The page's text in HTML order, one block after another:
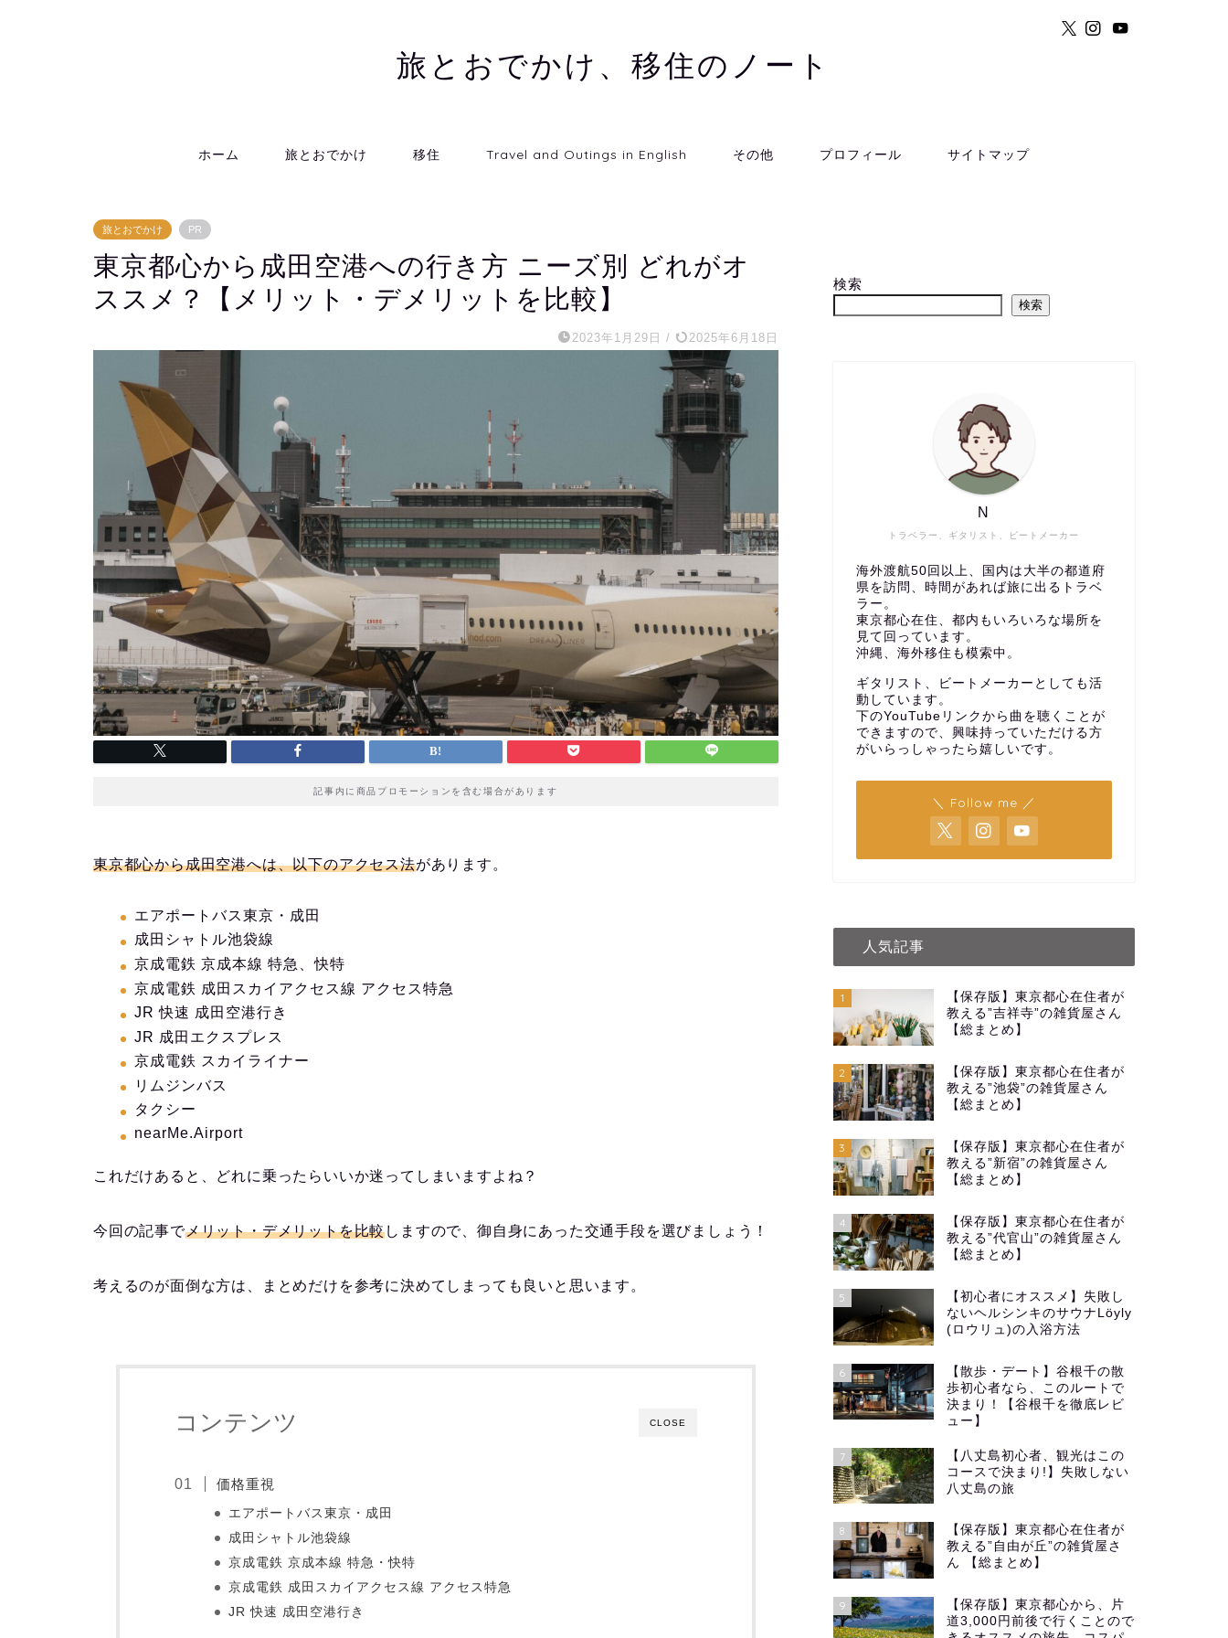
旅とおでかけ、移住のノート
ホーム 旅とおでかけ 移住 Travel and Outings in English その他 プロフィール サイトマップ
旅とおでかけ PR
東京都心から成田空港への行き方 ニーズ別 どれがオ
ススメ？【メリット・デメリットを比較】
2023年1月29日 / 2025年6月18日
記事内に商品プロモーションを含む場合があります
東京都心から成田空港へは、以下のアクセス法があります。
エアポートバス東京・成田
成田シャトル池袋線
京成電鉄 京成本線 特急、快特
京成電鉄 成田スカイアクセス線 アクセス特急
JR 快速 成田空港行き
JR 成田エクスプレス
京成電鉄 スカイライナー
リムジンバス
タクシー
nearMe.Airport
これだけあると、どれに乗ったらいいか迷ってしまいますよね？
今回の記事でメリット・デメリットを比較しますので、御自身にあった交通手段を選びましょう！
考えるのが面倒な方は、まとめだけを参考に決めてしまっても良いと思います。
CLOSE
コンテンツ
価格重視
エアポートバス東京・成田
成田シャトル池袋線
京成電鉄 京成本線 特急・快特
京成電鉄 成田スカイアクセス線 アクセス特急
JR 快速 成田空港行き
検索
検索
トラベラー、ギタリスト、ビートメーカー
N
海外渡航50回以上、国内は大半の都道府
県を訪問、時間があれば旅に出るトラベ
ラー。
東京都心在住、都内もいろいろな場所を
見て回っています。
沖縄、海外移住も模索中。
ギタリスト、ビートメーカーとしても活
動しています。
下のYouTubeリンクから曲を聴くことが
できますので、興味持っていただける方
がいらっしゃったら嬉しいです。
＼ Follow me ／
人気記事
1
【保存版】東京都心在住者が
教える”吉祥寺”の雑貨屋さん
【総まとめ】
2
【保存版】東京都心在住者が
教える”池袋”の雑貨屋さん
【総まとめ】
3
【保存版】東京都心在住者が
教える”新宿”の雑貨屋さん
【総まとめ】
4
【保存版】東京都心在住者が
教える”代官山”の雑貨屋さん
【総まとめ】
5
【初心者にオススメ】失敗し
ないヘルシンキのサウナLöyly
(ロウリュ)の入浴方法
6
【散歩・デート】谷根千の散
歩初心者なら、このルートで
決まり！【谷根千を徹底レビ
ュー】
7
【八丈島初心者、観光はこの
コースで決まり!】失敗しない
八丈島の旅
8
【保存版】東京都心在住者が
教える”自由が丘”の雑貨屋さ
ん 【総まとめ】
9
【保存版】東京都心から、片
道3,000円前後で行くことので